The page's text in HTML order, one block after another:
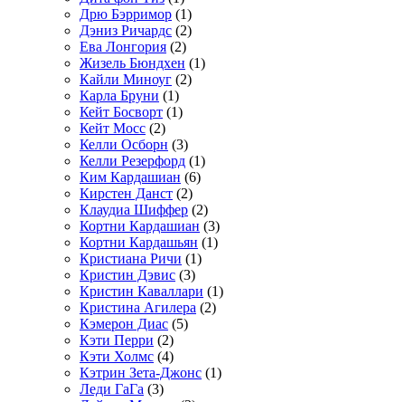
Дрю Бэрримор (1)
Дэниз Ричардс (2)
Ева Лонгория (2)
Жизель Бюндхен (1)
Кайли Миноуг (2)
Карла Бруни (1)
Кейт Босворт (1)
Кейт Мосс (2)
Келли Осборн (3)
Келли Резерфорд (1)
Ким Кардашиан (6)
Кирстен Данст (2)
Клаудиа Шиффер (2)
Кортни Кардашиан (3)
Кортни Кардашьян (1)
Кристиана Ричи (1)
Кристин Дэвис (3)
Кристин Каваллари (1)
Кристина Агилера (2)
Кэмерон Диас (5)
Кэти Перри (2)
Кэти Холмс (4)
Кэтрин Зета-Джонс (1)
Леди ГаГа (3)